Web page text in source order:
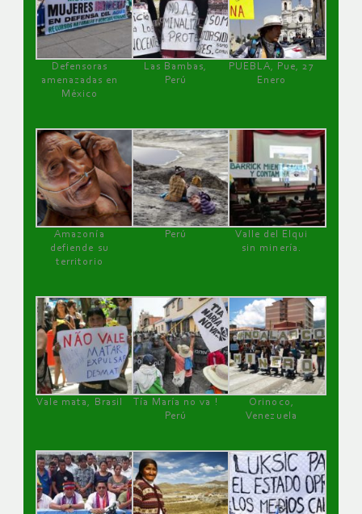
Defensoras
amenazadas en
México
Las Bambas,
Perú
PUEBLA, Pue, 27
Enero
Amazonía
defiende su
territorio
Perú
Valle del Elqui
sin minería.
Vale mata, Brasil
Tía María no va !
Perú
Orinoco,
Venezuela